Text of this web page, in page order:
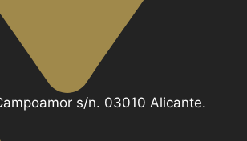
s/n. 03010 Alicante.